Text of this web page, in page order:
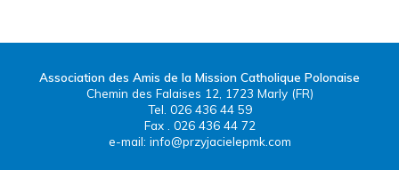
Association des Amis de la Mission Catholique Polonaise
Chemin des Falaises 12, 1723 Marly (FR)
Tel. 026 436 44 59
Fax . 026 436 44 72
e-mail: info@przyjacielepmk.com